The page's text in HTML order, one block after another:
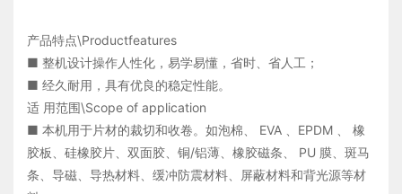
产品特点\Productfeatures
■ 整机设计操作人性化，易学易懂，省时、省人工；
■ 经久耐用，具有优良的稳定性能。
适 用范围\Scope of application
■ 本机用于片材的裁切和收卷。如泡棉、 EVA 、EPDM 、 橡
胶板、硅橡胶片、双面胶、铜/铝薄、橡胶磁条、 PU 膜、斑马
条、导磁、导热材料、缓冲防震材料、屏蔽材料和背光源等材